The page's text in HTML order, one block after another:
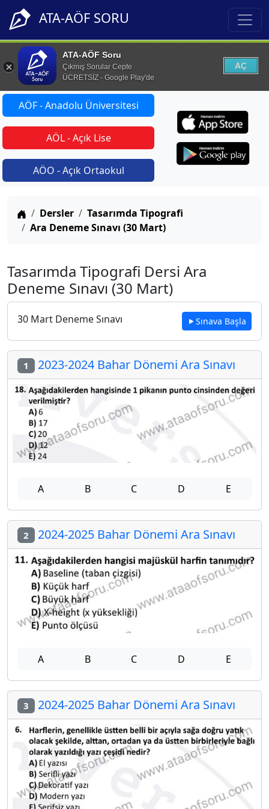
ATA-AÖF SORU
ATA-AÖF Soru
Çıkmış Sorular Cepte
ÜCRETSİZ - Google Play'de
AÇ
AÖF - Anadolu Üniversitesi
AÖL - Açık Lise
AÖO - Açık Ortaokul
Anasayfa
Dersler
Tasarımda Tipografi
Ara Deneme Sınavı (30 Mart)
Tasarımda Tipografi Dersi Ara
Deneme Sınavı (30 Mart)
30 Mart Deneme Sınavı Sınava Başla
1 2023-2024 Bahar Dönemi Ara Sınavı
A B C D E
2 2024-2025 Bahar Dönemi Ara Sınavı
A B C D E
3 2024-2025 Bahar Dönemi Ara Sınavı